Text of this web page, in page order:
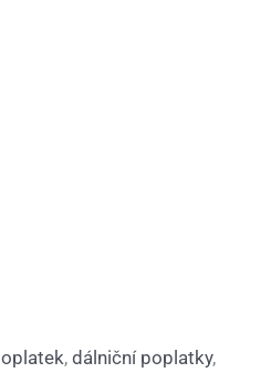
, dálniční poplatky,